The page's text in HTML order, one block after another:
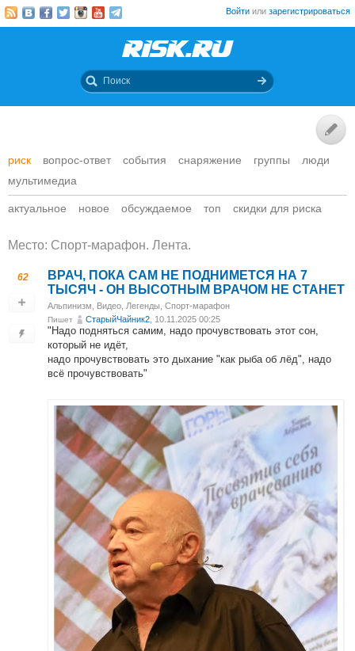
Войти или зарегистрироваться
риск вопрос-ответ события снаряжение группы
люди
мультимедиа
актуальное новое обсуждаемое топ скидки для риска
Место: Спорт-марафон. Лента.
62
ВРАЧ, ПОКА САМ НЕ ПОДНИМЕТСЯ НА 7
ТЫСЯЧ - ОН ВЫСОТНЫМ ВРАЧОМ НЕ СТАНЕТ
Альпинизм Видео Легенды Спорт-марафон
Пишет СтарыйЧайник2 , 10.11.2025 00:25
"Надо подняться самим, надо прочувствовать этот сон,
который не идёт,
надо прочувствовать это дыхание "как рыба об лёд", надо
всё прочувствовать"